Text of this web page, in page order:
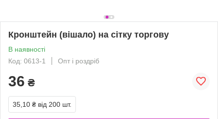
Кронштейн (вішало) на сітку торгову
В наявності
Код: 0613-1
Опт і роздріб
36 ₴
35,10 ₴ від 200 шт.